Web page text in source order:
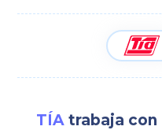
TÍA trabaja con